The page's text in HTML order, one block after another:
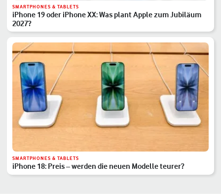
SMARTPHONES & TABLETS
iPhone 19 oder iPhone XX: Was plant Apple zum Jubiläum
2027?
SMARTPHONES & TABLETS
iPhone 18: Preis – werden die neuen Modelle teurer?